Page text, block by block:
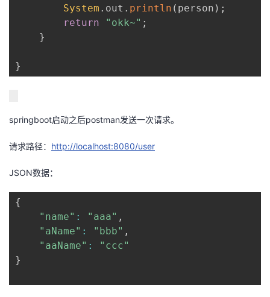
证
实
的
持
建
System . out . println ( person ) ;
return
"okk~" ;
}
}
springboot启动之后postman发送一次请求。
请求路径： http://localhost:8080/user
JSON数据：
{
"name" : "aaa" ,
"aName" : "bbb" ,
"aaName" :
"ccc"
}